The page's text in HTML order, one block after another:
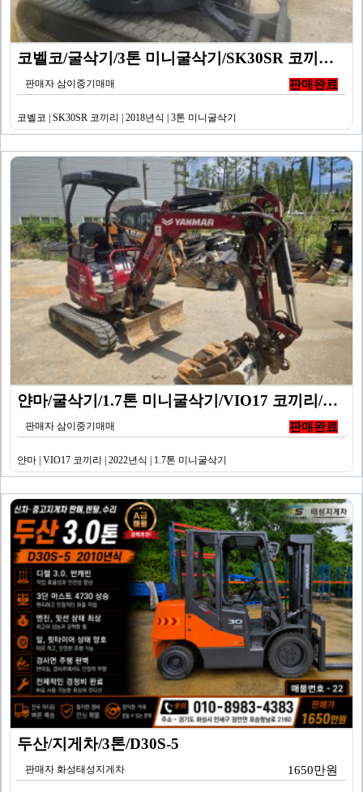
코벨코/굴삭기/3톤 미니굴삭기/SK30SR 코끼리/20…
판매자 삼이중기매매 판매완료
코벨코 | SK30SR 코끼리 | 2018년식 | 3톤 미니굴삭기
얀마/굴삭기/1.7톤 미니굴삭기/VIO17 코끼리/20…
판매자 삼이중기매매 판매완료
얀마 | VIO17 코끼리 | 2022년식 | 1.7톤 미니굴삭기
두산/지게차/3톤/D30S-5
판매자 화성태성지게차 1650만원